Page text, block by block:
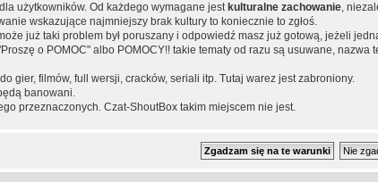
użytkowników. Od każdego wymagane jest kulturalne zachowanie,
wskazujące najmniejszy brak kultury to koniecznie to zgłoś.
już taki problem był poruszany i odpowiedź masz już gotową, jeżeli
o POMOC" albo POMOCY!! takie tematy od razu są usuwane,
gier, filmów, full wersji, cracków, seriali itp. Tutaj warez jest zabroniony.
banowani.
przeznaczonych. Czat-ShoutBox takim miejscem nie jest.